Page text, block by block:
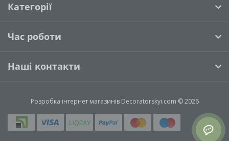
Категорії
Час роботи
Наші контакти
Розробка інтернет магазинівDecoratorskyi.com © 2026